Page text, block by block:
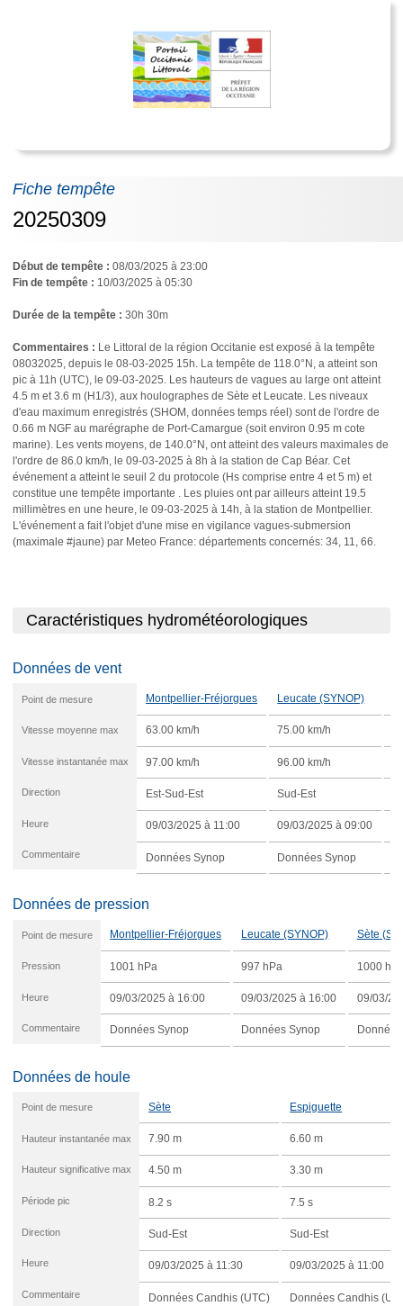
Fiche tempête
20250309
Début de tempête :08/03/2025 à 23:00
Fin de tempête : 10/03/2025 à 05:30
Durée de la tempête : 30h 30m
Commentaires :
Le Littoral de la région Occitanie est exposé à la tempête
08032025, depuis le 08-03-2025 15h. La tempête de 118.0°N, a atteint son
pic à 11h (UTC), le 09-03-2025. Les hauteurs de vagues au large ont atteint
4.5 m et 3.6 m (H1/3), aux houlographes de Sète et Leucate. Les niveaux
d'eau maximum enregistrés (SHOM, données temps réel) sont de l'ordre de
0.66 m NGF au marégraphe de Port-Camargue (soit environ 0.95 m cote
marine). Les vents moyens, de 140.0°N, ont atteint des valeurs maximales de
l'ordre de 86.0 km/h, le 09-03-2025 à 8h à la station de Cap Béar. Cet
événement a atteint le seuil 2 du protocole (Hs comprise entre 4 et 5 m) et
constitue une tempête importante . Les pluies ont par ailleurs atteint 19.5
millimètres en une heure, le 09-03-2025 à 14h, à la station de Montpellier.
L'événement a fait l'objet d'une mise en vigilance vagues-submersion
(maximale #jaune) par Meteo France: départements concernés: 34, 11, 66.
Caractéristiques hydrométéorologiques
Données de vent
Point de mesure
Vitesse moyenne max
Vitesse instantanée max
Direction
Heure
Commentaire
Montpellier-Fréjorgues
63.00 km/h
97.00 km/h
Est-Sud-Est
09/03/2025 à 11:00
Données Synop
Leucate (SYNOP)
75.00 km/h
96.00 km/h
Sud-Est
09/03/2025 à 09:00
Données Synop
Données de pression
Point de mesure
Pression
Heure
Commentaire
Montpellier-Fréjorgues
1001 hPa
09/03/2025 à 16:00
Données Synop
Leucate (SYNOP)
997 hPa
09/03/2025 à 16:00
Données Synop
Sète
1000
09/03/
Données de houle
Point de mesure
Hauteur instantanée max
Hauteur significative max
Période pic
Direction
Heure
Commentaire
Sète
7.90 m
4.50 m
8.2 s
Sud-Est
09/03/2025 à 11:30
Données Candhis (UTC)
Espiguette
6.60 m
3.30 m
7.5 s
Sud-Est
09/03/2025 à 11:00
Données Candhis